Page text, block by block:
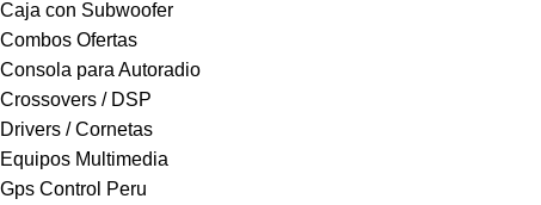
Caja con Subwoofer
Combos Ofertas
Consola para Autoradio
Crossovers / DSP
Drivers / Cornetas
Equipos Multimedia
Gps Control Peru